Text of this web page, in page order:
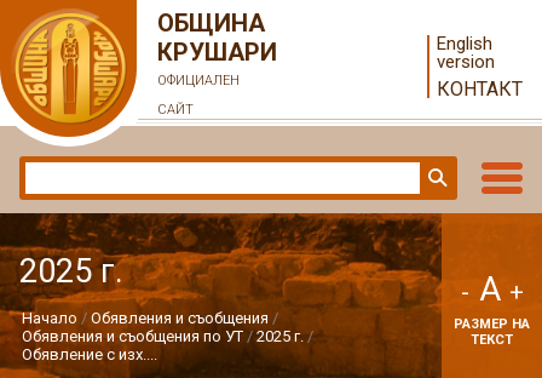
ОБЩИНА
КРУШАРИ
ОФИЦИАЛЕН
САЙТ
English
version
КОНТАКТ
2025 г.
Начало
Обявления и съобщения
Обявления и съобщения по УТ
2025 г.
Обявление с изх....
- A +
РАЗМЕР НА
ТЕКСТ